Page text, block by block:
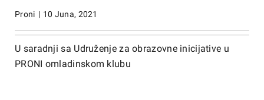
Proni | 10 Juna, 2021
U saradnji sa Udruženje za obrazovne inicijative u
PRONI omladinskom klubu